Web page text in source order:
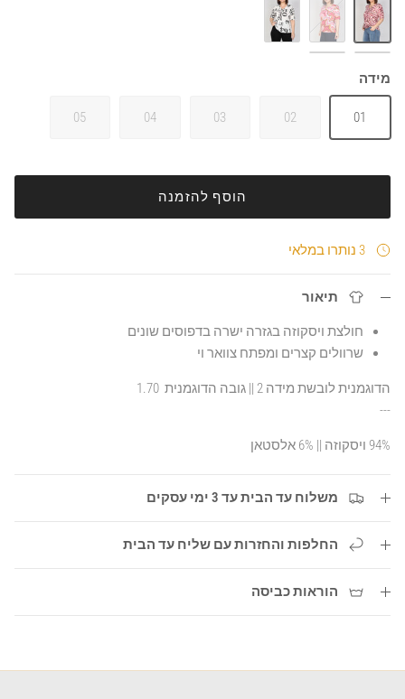
סגול אדום
מידה
01
02
03
04
05
הוסף להזמנה
3 נותרו במלאי
תיאור
חולצת ויסקוזה בגזרה ישרה בדפוסים שונים
שרוולים קצרים ומפתח צוואר וי
הדוגמנית לובשת מידה 2 || גובה הדוגמנית 1.70
---
94% ויסקוזה || 6% אלסטאן
משלוח עד הבית עד 3 ימי עסקים
החלפות והחזרות עם שליח עד הבית
הוראות כביסה